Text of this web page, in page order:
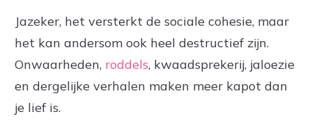
Jazeker, het versterkt de sociale cohesie, maar
het kan andersom ook heel destructief zijn.
Onwaarheden, roddels, kwaadsprekerij, jaloezie
en dergelijke verhalen maken meer kapot dan
je lief is.